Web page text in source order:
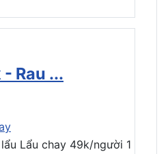
Rau ...
Lẩu chay 49k/người 1